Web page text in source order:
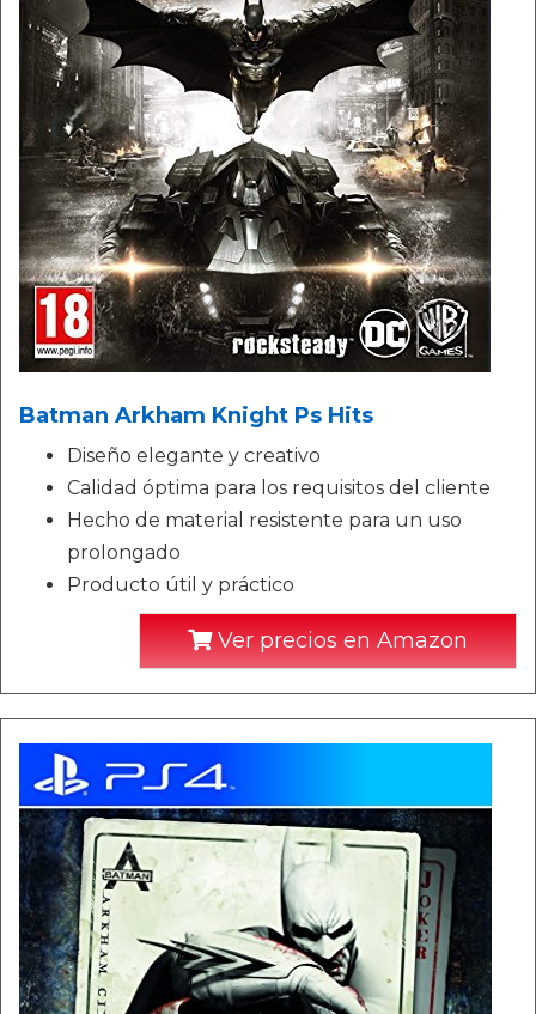
Batman Arkham Knight Ps Hits
Diseño elegante y creativo
Calidad óptima para los requisitos del cliente
Hecho de material resistente para un uso
prolongado
Producto útil y práctico
Ver precios en Amazon